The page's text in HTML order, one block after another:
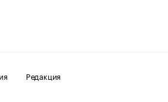
Редакция